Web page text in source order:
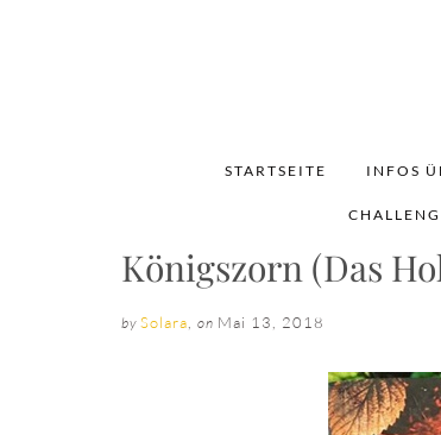
STARTSEITE INFOS
Königszorn (Das
by Solara on Mai 13, 2018